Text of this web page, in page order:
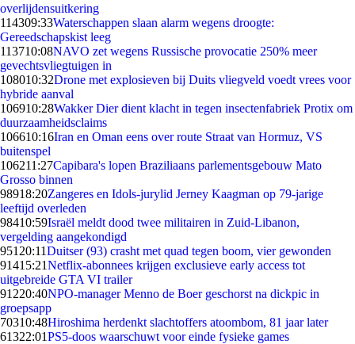
overlijdensuitkering
114309:33Waterschappen slaan alarm wegens droogte:
Gereedschapskist leeg
113710:08NAVO zet wegens Russische provocatie 250% meer
gevechtsvliegtuigen in
108010:32Drone met explosieven bij Duits vliegveld voedt vrees voor
hybride aanval
106910:28Wakker Dier dient klacht in tegen insectenfabriek Protix om
duurzaamheidsclaims
106610:16Iran en Oman eens over route Straat van Hormuz, VS
buitenspel
106211:27Capibara's lopen Braziliaans parlementsgebouw Mato
Grosso binnen
98918:20Zangeres en Idols-jurylid Jerney Kaagman op 79-jarige
leeftijd overleden
98410:59Israël meldt dood twee militairen in Zuid-Libanon,
vergelding aangekondigd
951 20:11Duitser (93) crasht met quad tegen boom, vier gewonden
91415:21Netflix-abonnees krijgen exclusieve early access tot
uitgebreide GTA VI trailer
91220:40NPO-manager Menno de Boer geschorst na dickpic in
groepsapp
70310:48Hiroshima herdenkt slachtoffers atoombom, 81 jaar later
61322:01PS5-doos waarschuwt voor einde fysieke games